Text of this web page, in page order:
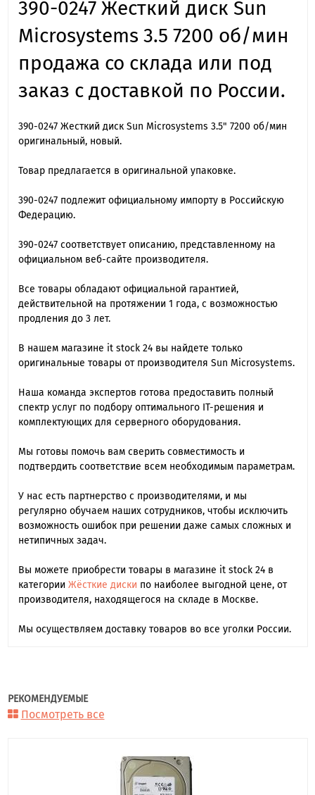
390-0247 Жесткий диск Sun
Microsystems 3.5 7200 об/мин
продажа со склада или под
заказ с доставкой по России.
390-0247 Жесткий диск Sun Microsystems 3.5" 7200 об/мин
оригинальный, новый.
Товар предлагается в оригинальной упаковке.
390-0247 подлежит официальному импорту в Российскую
Федерацию.
390-0247 cоответствует описанию, представленному на
официальном веб-сайте производителя.
Все товары обладают официальной гарантией,
действительной на протяжении 1 года, с возможностью
продления до 3 лет.
В нашем магазине it stock 24 вы найдете только
оригинальные товары от производителя Sun Microsystems.
Наша команда экспертов готова предоставить полный
спектр услуг по подбору оптимального IT-решения и
комплектующих для серверного оборудования.
Мы готовы помочь вам сверить совместимость и
подтвердить соответствие всем необходимым параметрам.
У нас есть партнерство с производителями, и мы
регулярно обучаем наших сотрудников, чтобы исключить
возможность ошибок при решении даже самых сложных и
нетипичных задач.
Вы можете приобрести товары в магазине it stock 24 в
категории Жёсткие диски по наиболее выгодной цене, от
производителя, находящегося на складе в Москве.
Мы осуществляем доставку товаров во все уголки России.
РЕКОМЕНДУЕМЫЕ
Посмотреть все